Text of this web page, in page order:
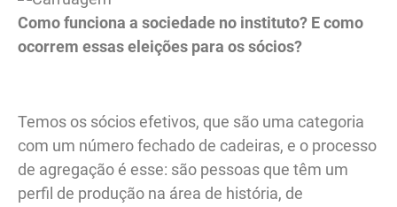
Como funciona a sociedade no instituto? E como
ocorrem essas eleições para os sócios?
Temos os sócios efetivos, que são uma categoria
com um número fechado de cadeiras, e o processo
de agregação é esse: são pessoas que têm um
perfil de produção na área de história, de